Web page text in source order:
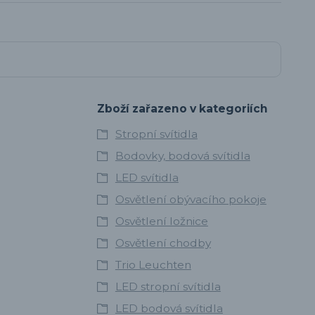
Zboží zařazeno v kategoriích
Stropní svítidla
Bodovky, bodová svítidla
LED svítidla
Osvětlení obývacího pokoje
Osvětlení ložnice
Osvětlení chodby
Trio Leuchten
LED stropní svítidla
LED bodová svítidla